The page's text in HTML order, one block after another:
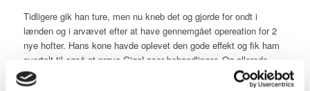
Tidligere gik han ture, men nu kneb det og gjorde for ondt i
lænden og i arvævet efter at have gennemgået opereation for 2
nye hofter. Hans kone havde oplevet den gode effekt og fik ham
overtalt til også at prøve GigaLaser behandlinger. Og allerede
efter 1. behandling kneb det ikke længere i arvævet og han